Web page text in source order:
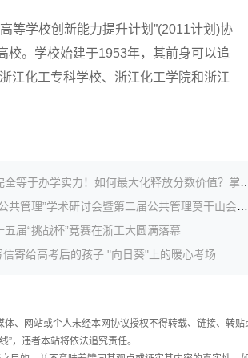
学校创新能力提升计划”(2011计划)协
校。学校始建于1953年，其前身可以追
江化工专科学校、浙江化工学院和浙江
五届“挑战杯”竞赛在浙工大圆满落幕
信寄给高考后的孩子 "向日葵"上的暖心考场
、网站或个人未经本网协议授权不得转载、链接、转贴
，违者本站将依法追究责任。